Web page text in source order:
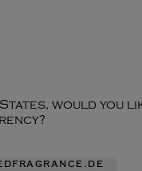
would you